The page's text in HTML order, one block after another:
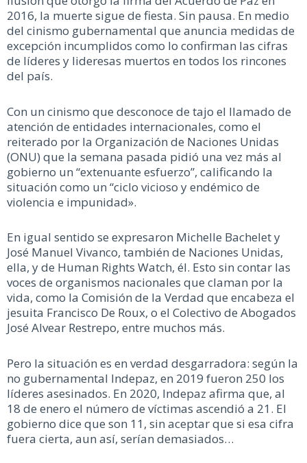
2016, la muerte sigue de fiesta. Sin pausa. En medio
del cinismo gubernamental que anuncia medidas de
excepción incumplidos como lo confirman las cifras
de líderes y lideresas muertos en todos los rincones
del país.
Con un cinismo que desconoce de tajo el llamado de
atención de entidades internacionales, como el
reiterado por la Organización de Naciones Unidas
(ONU) que la semana pasada pidió una vez más al
gobierno un “extenuante esfuerzo”, calificando la
situación como un “ciclo vicioso y endémico de
violencia e impunidad».
En igual sentido se expresaron Michelle Bachelet y
José Manuel Vivanco, también de Naciones Unidas,
ella, y de Human Rights Watch, él. Esto sin contar las
voces de organismos nacionales que claman por la
vida, como la Comisión de la Verdad que encabeza el
jesuita Francisco De Roux, o el Colectivo de Abogados
José Alvear Restrepo, entre muchos más.
Pero la situación es en verdad desgarradora: según la
no gubernamental Indepaz, en 2019 fueron 250 los
líderes asesinados. En 2020, Indepaz afirma que, al
18 de enero el número de víctimas ascendió a 21. El
gobierno dice que son 11, sin aceptar que si esa cifra
fuera cierta, aun así, serían demasiados…